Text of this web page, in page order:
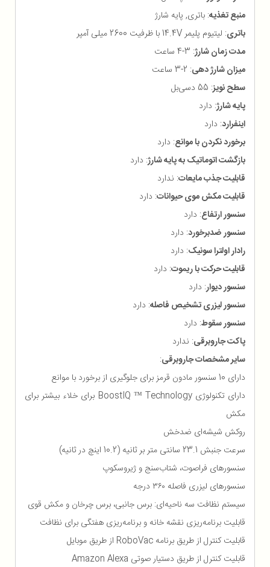
منبع تغذیه: باتری, پایه شارژ
باتری: لیتیوم پلیمر 14.4V با ظرفیت 2600 میلی آمپر
مدت زمان شارژ: 3-4 ساعت
میزان شارژ دهی: 2-3 ساعت
سطح نویز: 55 دسی‌بل
پایه شارژ: دارد
اینفرارد: دارد
برخورد نکردن با موانع: دارد
بازگشت اتوماتیک به پایه شارژ: دارد
قابلیت جذب مایعات: ندارد
قابلیت مکش موی حیوانات: دارد
سنسور ارتفاع: دارد
سنسور ضدبرخورد: دارد
رادار اولترا سونیک: دارد
قابلیت حرکت با ریموت: دارد
سنسور دیوار: دارد
سنسور لیزری تشخیص فاصله: دارد
سنسور سقوط: دارد
پاکت جاروبرقی: ندارد
سایر مشخصات جاروبرقی:
دارای 10 سنسور مادون قرمز برای جلوگیری از برخورد با موانع
دارای تکنولوژی BoostIQ ™ Technology برای خلاء بیشتر برای
مکش
روکش شیشه‌ای ضدخش
سرعت جنبش 23.1 سانتی متر بر ثانیه (10.2 اینچ در ثانیه)
سنسورهای فراصوت، شتاب‌سنج و ژیروسکوپ
سنسورهای لیزری فاصله ۳۶۰ درجه
سیستم نظافت سه ناحیه‌ای: برس جانبی، برس چرخان و مکش قوی
قابلیت برنامه‌ریزی نقشه خانه و برنامه‌ریزی هفتگی برای نظافت
قابلیت کنترل از طریق برنامه RoboVac از طریق موبایل
قابلیت کنترل از طریق دستیار صوتی Amazon Alexa